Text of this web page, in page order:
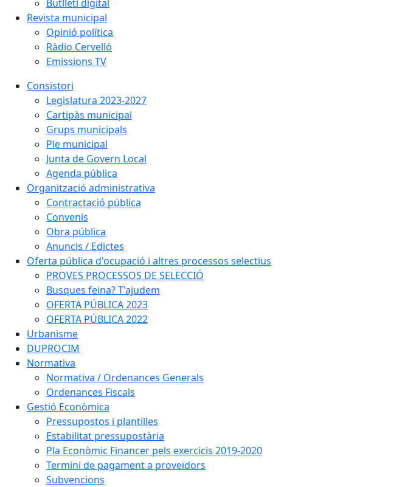
Butlletí digital
Revista municipal
Opinió política
Ràdio Cervelló
Emissions TV
Consistori
Legislatura 2023-2027
Cartipàs municipal
Grups municipals
Ple municipal
Junta de Govern Local
Agenda pública
Organització administrativa
Contractació pública
Convenis
Obra pública
Anuncis / Edictes
Oferta pública d'ocupació i altres processos selectius
PROVES PROCESSOS DE SELECCIÓ
Busques feina? T'ajudem
OFERTA PÚBLICA 2023
OFERTA PÚBLICA 2022
Urbanisme
DUPROCIM
Normativa
Normativa / Ordenances Generals
Ordenances Fiscals
Gestió Econòmica
Pressupostos i plantilles
Estabilitat pressupostària
Pla Econòmic Financer pels exercicis 2019-2020
Termini de pagament a proveïdors
Subvencions